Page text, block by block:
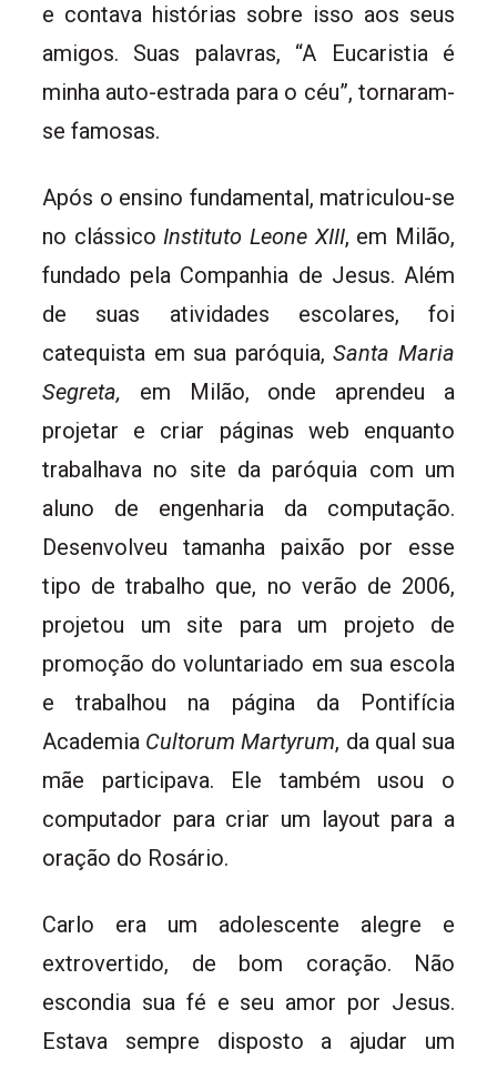
e contava histórias sobre isso aos seus
amigos. Suas palavras, “A Eucaristia é
minha auto-estrada para o céu”, tornaram-
se famosas.
Após o ensino fundamental, matriculou-se
no clássicoInstituto Leone XIII, em Milão,
fundado pela Companhia de Jesus. Além
de suas atividades escolares, foi
catequista em sua paróquia,Santa Maria
Segreta, em Milão, onde aprendeu a
projetar e criar páginas web enquanto
trabalhava no site da paróquia com um
aluno de engenharia da computação.
Desenvolveu tamanha paixão por esse
tipo de trabalho que, no verão de 2006,
projetou um site para um projeto de
promoção do voluntariado em sua escola
e trabalhou na página da Pontifícia
Academia Cultorum Martyrum, da qual sua
mãe participava. Ele também usou o
computador para criar um layout para a
oração do Rosário.
Carlo era um adolescente alegre e
extrovertido, de bom coração. Não
escondia sua fé e seu amor por Jesus.
Estava sempre disposto a ajudar um